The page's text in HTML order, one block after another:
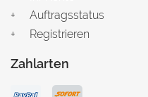
Auftragsstatus
Registrieren
Zahlarten